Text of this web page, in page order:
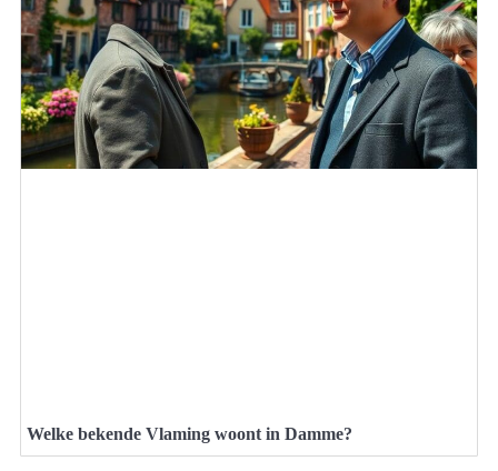
Welke bekende Vlaming woont in Damme?